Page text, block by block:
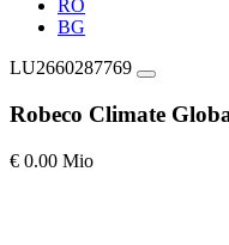
RO
BG
LU2660287769
Robeco Climate
€ 0.00 Mio